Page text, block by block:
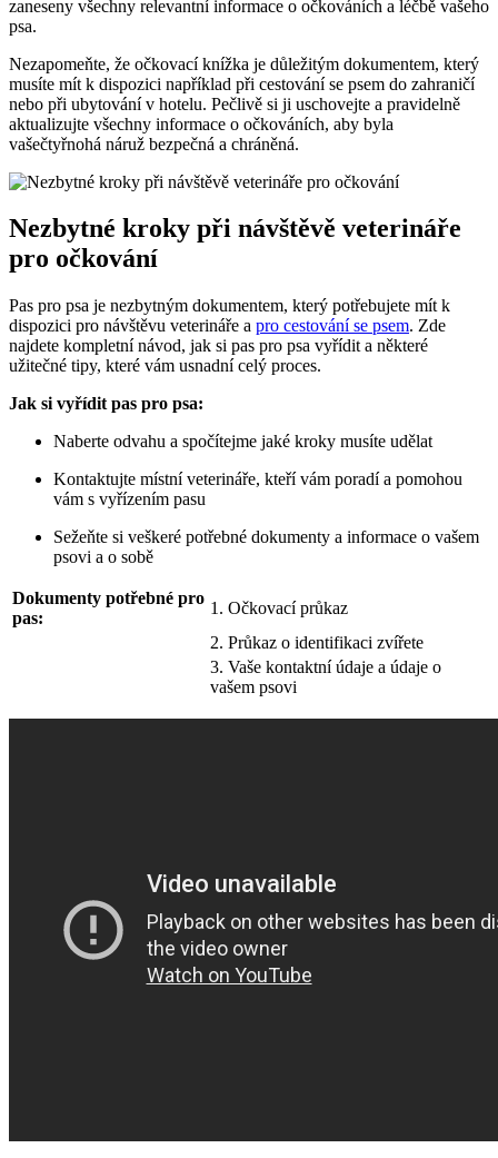
zaneseny všechny relevantní informace o očkováních a léčbě vašeho
psa.
Nezapomeňte, že očkovací knížka je důležitým dokumentem, který
musíte mít k dispozici například při cestování se psem do zahraničí
nebo při ubytování v hotelu. Pečlivě si ji uschovejte a pravidelně
aktualizujte všechny informace o očkováních, aby byla
vašečtyřnohá náruž bezpečná a chráněná.
Nezbytné kroky při návštěvě veterináře
pro očkování
Pas pro psa je nezbytným dokumentem, který potřebujete mít k
dispozici pro návštěvu veterináře a pro cestování se psem. Zde
najdete kompletní návod, jak si pas pro psa vyřídit a některé
užitečné tipy, které vám usnadní celý proces.
Jak si vyřídit pas pro psa:
Naberte odvahu a spočítejme jaké kroky musíte udělat
Kontaktujte místní veterináře, kteří vám poradí a pomohou
vám s vyřízením pasu
Sežeňte si veškeré potřebné dokumenty a informace o vašem
psovi a o sobě
Dokumenty potřebné pro
pas:
1. Očkovací průkaz
2. Průkaz o identifikaci zvířete
3. Vaše kontaktní údaje a údaje o
vašem psovi